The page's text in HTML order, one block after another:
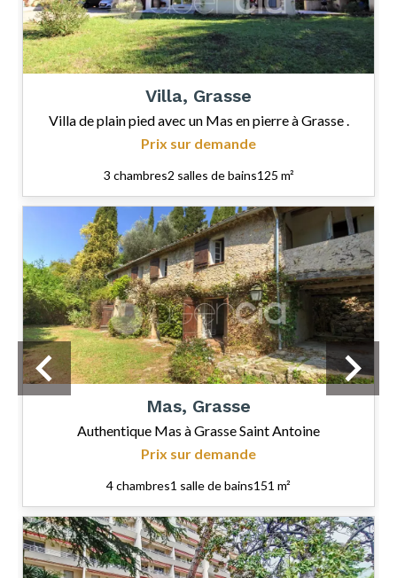
Villa, Grasse
Villa de plain pied avec un Mas en pierre à Grasse .
Prix sur demande
3 chambres2 salles de bains125 m²
Mas, Grasse
Authentique Mas à Grasse Saint Antoine
Prix sur demande
4 chambres1 salle de bains151 m²